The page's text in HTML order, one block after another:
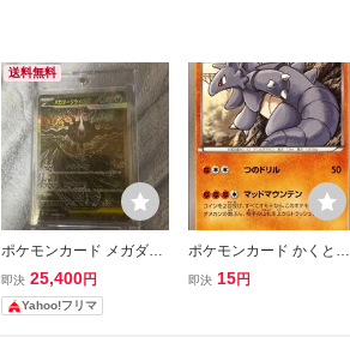
送料無料
ポケモンカード メガダー
クライex SAR 114/081 ア
ビスアイ
即決 25,400円
Yahoo!フリマ
ポケモンカード かくとう
サイドン 032/060 アンコ
即決 15円